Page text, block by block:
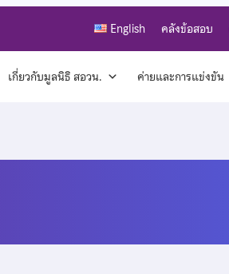
English คลังข้อสอบ
เกี่ยวกับมูลนิธิ สอวน. ค่ายและการแข่งขัน